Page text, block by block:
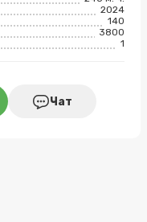
2024
140
3800
1
Чат